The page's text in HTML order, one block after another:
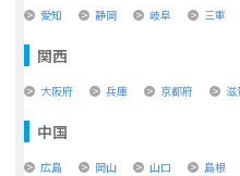
愛知 静岡 岐阜 三重
関西
大阪府 兵庫 京都府 滋
中国
広島 岡山 山口 島根